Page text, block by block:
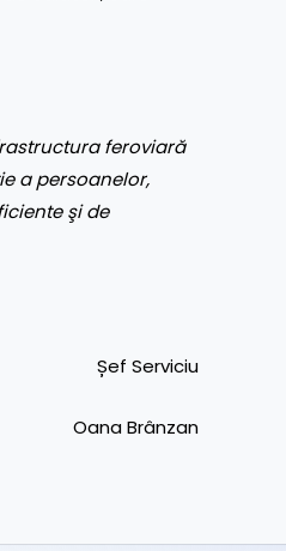
feroviară
a persoanelor,
şi de
Șef Serviciu
Oana Brânzan